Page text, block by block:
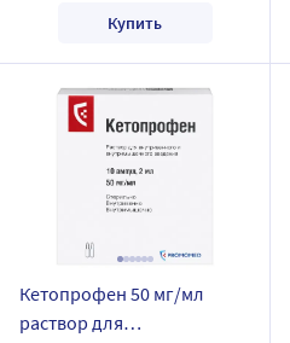
Купить
Кетопрофен 50 мг/мл
раствор для